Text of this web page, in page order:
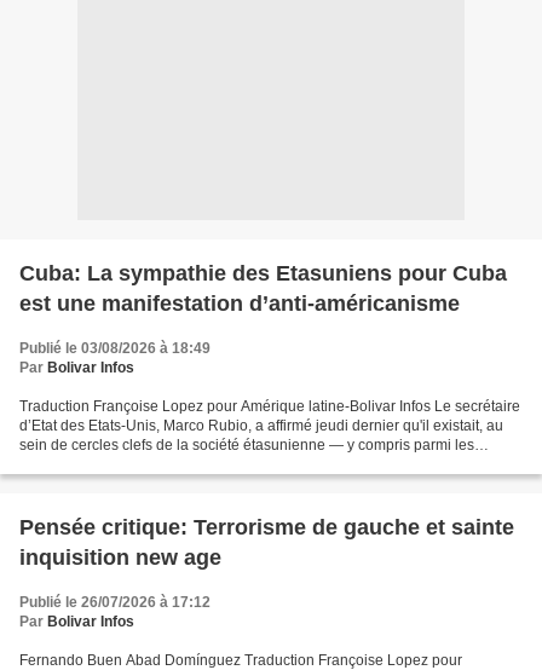
Cuba: La sympathie des Etasuniens pour Cuba
est une manifestation d’anti-américanisme
Publié le 03/08/2026 à 18:49
Par Bolivar Infos
Traduction Françoise Lopez pour Amérique latine-Bolivar Infos Le secrétaire
d’Etat des Etats-Unis, Marco Rubio, a affirmé jeudi dernier qu'il existait, au
sein de cercles clefs de la société étasunienne — y compris parmi les
Pensée critique: Terrorisme de gauche et sainte
inquisition new age
Publié le 26/07/2026 à 17:12
Par Bolivar Infos
Fernando Buen Abad Domínguez Traduction Françoise Lopez pour